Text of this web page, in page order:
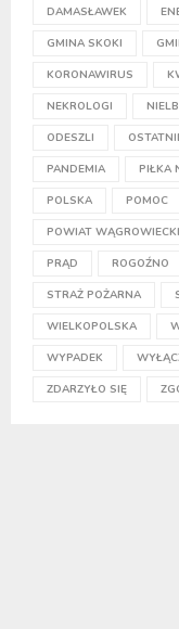
DAMASŁAWEK
GMINA SKOKI
KORONAWIRUS
NEKROLOGI
ODESZLI
PANDEMIA PIŁKA
POLSKA POMOC
POWIAT WĄGROWIECKI
PRĄD ROGOŹNO
STRAŻ POŻARNA
WIELKOPOLSKA
WYPADEK
ZDARZYŁO SIĘ